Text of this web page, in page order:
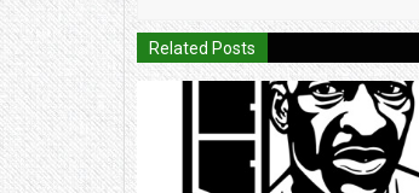
Related Posts